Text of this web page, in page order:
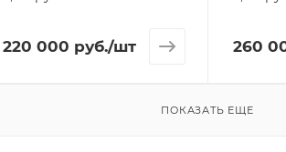
220 000 руб./шт 260
ПОКАЗАТЬ ЕЩЕ